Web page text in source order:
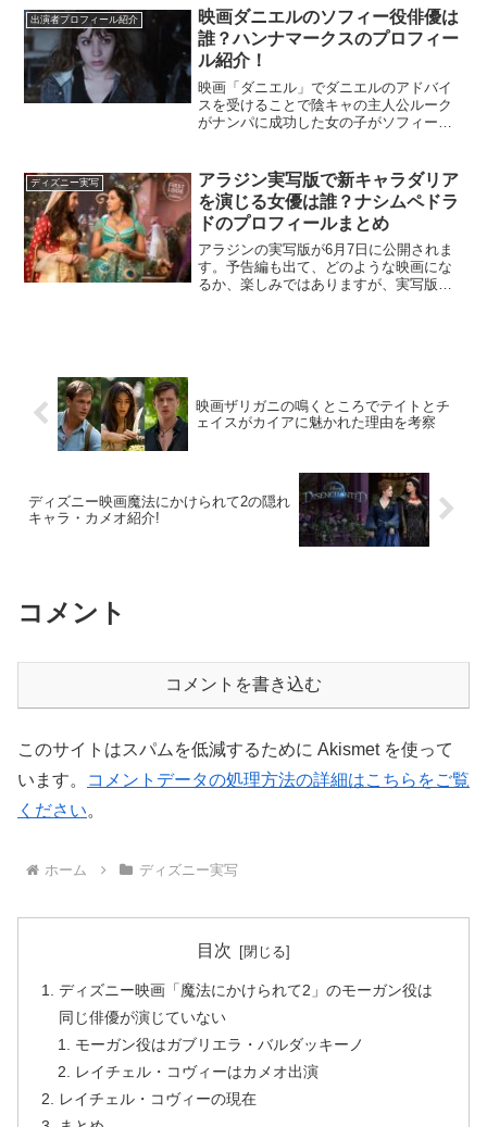
永遠に死ぬことができない体になってし
まった彼と彼の手下たち。...
出演者プロフィール紹介
映画ダニエルのソフィー役俳優は
誰？ハンナマークスのプロフィー
ル紹介！
映画「ダニエル」でダニエルのアドバイ
スを受けることで陰キャの主人公ルーク
がナンパに成功した女の子がソフィー。
ズ男の立場に陥ってしまったことに戸惑
ってしまいます。そんなル...
ディズニー実写
アラジン実写版で新キャラダリア
を演じる女優は誰？ナシムペドラ
ドのプロフィールまとめ
アラジンの実写版が6月7日に公開されま
す。予告編も出て、どのような映画にな
るか、楽しみではありますが、実写版で
映画ザリガニの鳴くところでテイトとチ
ェイスがカイアに魅かれた理由を考察
ディズニー映画魔法にかけられて2の隠れ
キャラ・カメオ紹介!
コメント
コメントを書き込む
このサイトはスパムを低減するために Akismet を使って
います。
コメントデータの処理方法の詳細はこちらをご覧
ください。
ホーム ディズニー実写
目次
ディズニー映画「魔法にかけられて2」のモーガン役は
同じ俳優が演じていない
モーガン役はガブリエラ・バルダッキーノ
レイチェル・コヴィーはカメオ出演
レイチェル・コヴィーの現在